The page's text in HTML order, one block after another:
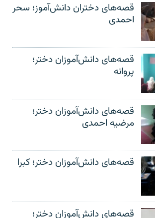
قصه‌های دختران دانش‌آموز؛ سحر
احمدی
قصه‌های دانش‌آموزان دختر؛
پروانه
قصه‌های دانش‌آموزان دختر؛
مرضیه احمدی
قصه‌های دانش‌آموزان دختر؛ کبرا
قصه‌های دانش‌آموزان دختر؛